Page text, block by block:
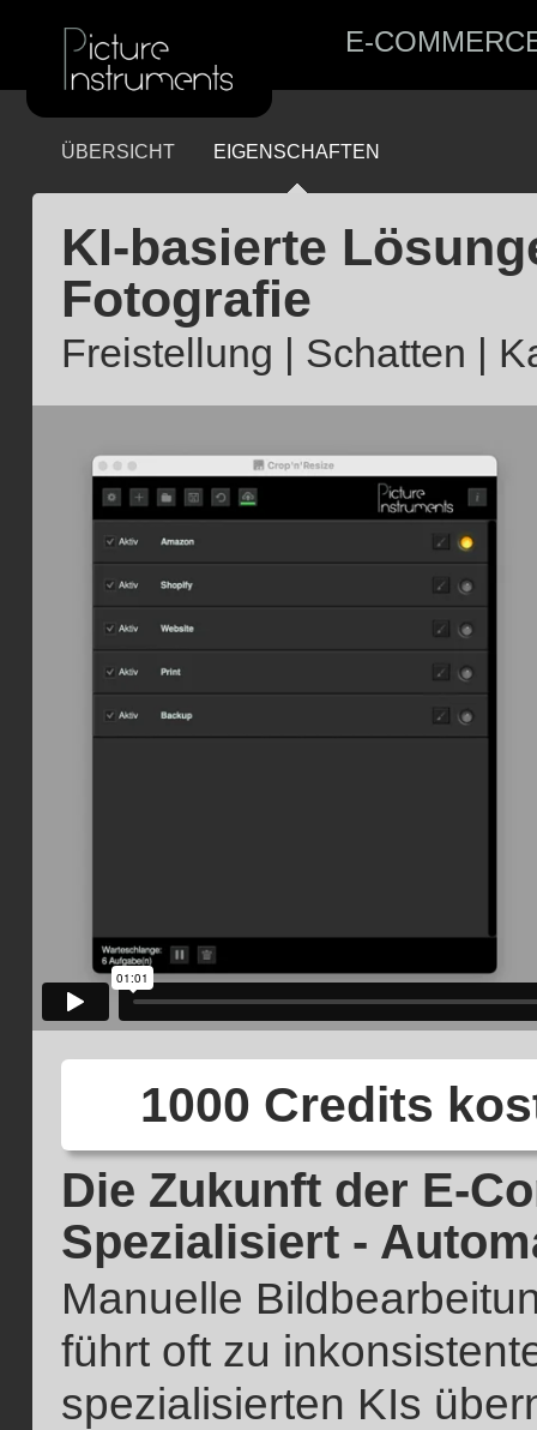
E-
ÜBERSICHT EIGENSCHAFTEN
KI-basierte
Fotografie
Freistellung | Schatten |
1000 Credits
Die Zukunft der E-
Spezialisiert -
Manuelle
führt oft zu
spezialisierten KIs